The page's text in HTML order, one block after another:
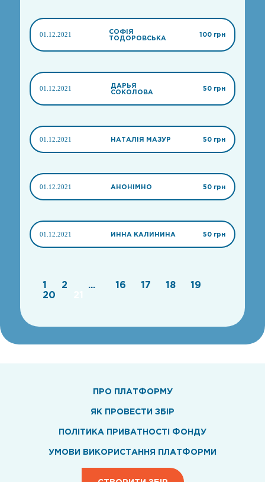
01.12.2021
СОФІЯ
ТОДОРОВСЬКА
100 грн
01.12.2021
ДАРЬЯ
СОКОЛОВА
50 грн
01.12.2021 НАТАЛІЯ МАЗУР 50 грн
01.12.2021 АНОНІМНО 50 грн
01.12.2021 ИННА КАЛИНИНА 50 грн
1 2 ... 16 17 18
19
20
ПРО ПЛАТФОРМУ
ЯК ПРОВЕСТИ ЗБІР
ПОЛІТИКА ПРИВАТНОСТІ ФОНДУ
УМОВИ ВИКОРИСТАННЯ ПЛАТФОРМИ